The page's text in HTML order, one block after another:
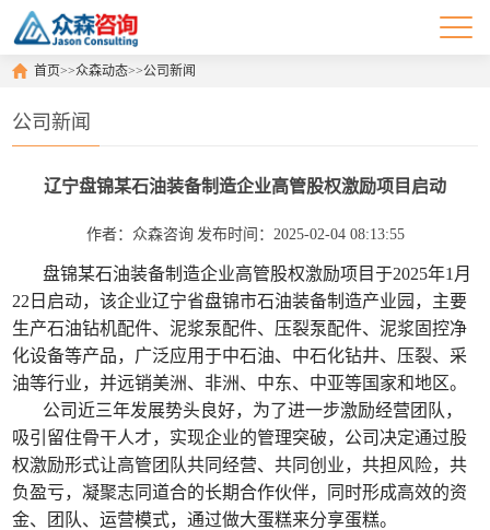
首页>>众森动态>>公司新闻
公司新闻
辽宁盘锦某石油装备制造企业高管股权激励项目启动
作者：众森咨询 发布时间：2025-02-04 08:13:55
盘锦某石油装备制造企业高管股权激励项目于2025年1 月
22 日启动，该企业辽宁省盘锦市石油装备制造产业园，主要
生产石油钻机配件、泥浆泵配件、压裂泵配件、泥浆固控净
化设备等产品，广泛应用于中石油、中石化钻井、压裂、采
油等行业，并远销美洲、非洲、中东、中亚等国家和地区。
公司近三年发展势头良好，为了进一步激励经营团队，
吸引留住骨干人才，实现企业的管理突破，公司决定通过股
权激励形式让高管团队共同经营、共同创业，共担风险，共
负盈亏，凝聚志同道合的长期合作伙伴，同时形成高效的资
金、团队、运营模式，通过做大蛋糕来分享蛋糕。